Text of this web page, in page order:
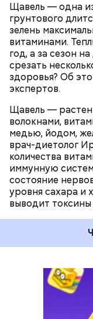
Щавель — одна
грунтового
зелень
витаминами.
год, а за сезон
срезать
здоровья? Об
экспертов.
Щавель —
волокнами,
медью, йодом,
врач-диетолог
количества
иммунную
состояние
уровня сахара и
выводит токсины
ЗДОРОВЬЕ
ПРОДУКТЫ